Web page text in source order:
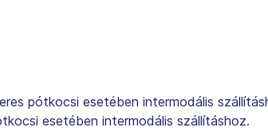
pótkocsi esetében intermodális
esetében intermodális szállításhoz.